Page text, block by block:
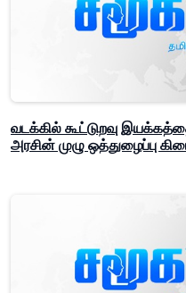
வடக்கில் கூட்டுறவு
அரசின் முழு ஒத்துழைப்பு